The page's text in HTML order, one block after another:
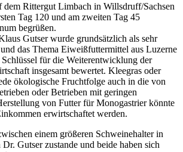
dem Rittergut Limbach in Willsdruff/Sachsen
Tag 120 und am zweiten Tag 45
begrüßen.
Gutser wurde grundsätzlich als sehr
das Thema Eiweißfuttermittel aus Luzerne
für die Weiterentwicklung der
insgesamt bewertet. Kleegras oder
ökologische Fruchtfolge auch in die von
oder Betrieben mit geringen
von Futter für Monogastrier könnte
erwirtschaftet werden.
einem größeren Schweinehalter in
Gutser zustande und beide haben sich